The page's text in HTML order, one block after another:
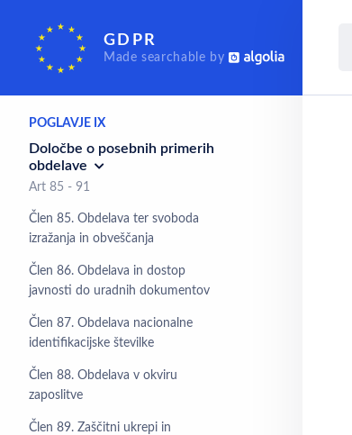
GDPR
Made searchable by
Pravna sredstva,
odgovornost in kazni
Art 77 - 84
POGLAVJE IX
Določbe o posebnih primerih
obdelave
Art 85 - 91
Člen 85. Obdelava ter svoboda
izražanja in obveščanja
Člen 86. Obdelava in dostop
javnosti do uradnih dokumentov
Člen 87. Obdelava nacionalne
identifikacijske številke
Člen 88. Obdelava v okviru
zaposlitve
Člen 89. Zaščitni ukrepi in